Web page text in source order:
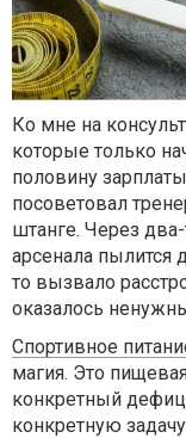
Ко мне на
которые только
половину
посоветовал
штанге. Через
арсенала пылится
то вызвало
оказалось
Спортивное
магия. Это
конкретный
конкретную